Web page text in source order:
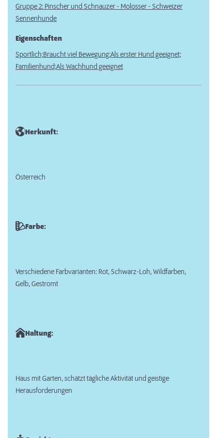
Gruppe 2: Pinscher und Schnauzer - Molosser - Schweizer
Sennenhunde
Eigenschaften
Sportlich;Braucht viel Bewegung;Als erster Hund geeignet;
Familienhund;Als Wachhund geeignet
Herkunft:
Österreich
Farbe:
Verschiedene Farbvarianten: Rot, Schwarz-Loh, Wildfarben,
Gelb, Gestromt
Haltung:
Haus mit Garten, schätzt tägliche Aktivität und geistige
Herausforderungen